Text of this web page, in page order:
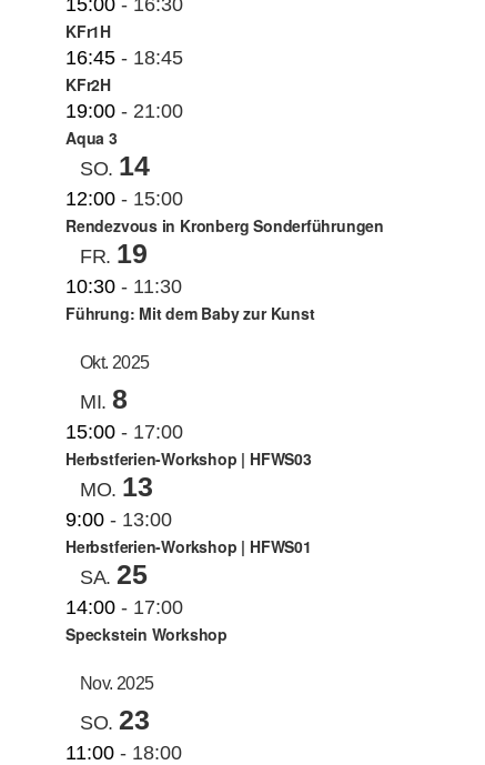
15:00 - 16:30
KFr1H
16:45 - 18:45
KFr2H
19:00 - 21:00
Aqua 3
SO. 14
12:00 - 15:00
Rendezvous in Kronberg Sonderführungen
FR. 19
10:30 - 11:30
Führung: Mit dem Baby zur Kunst
Okt. 2025
MI. 8
15:00 - 17:00
Herbstferien-Workshop | HFWS03
MO. 13
9:00 - 13:00
Herbstferien-Workshop | HFWS01
SA. 25
14:00 - 17:00
Speckstein Workshop
Nov. 2025
SO. 23
11:00 - 18:00